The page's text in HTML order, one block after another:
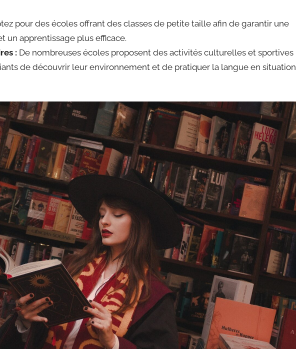
pour des écoles offrant des classes de petite taille afin de garantir une
un apprentissage plus efficace.
: De nombreuses écoles proposent des activités culturelles et sportives
de découvrir leur environnement et de pratiquer la langue en situation